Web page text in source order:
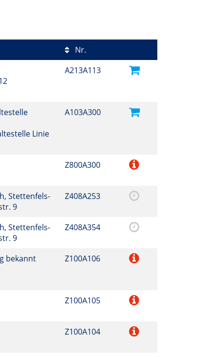
Nr.
A213A113
Linie
A103A300
Z800A300
Stettenfels-
9
Z408A253
Stettenfels-
9
Z408A354
bekannt
Z100A106
Z100A105
Z100A104